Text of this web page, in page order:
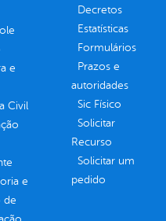
e
Civil
e
de
Decretos
Estatísticas
Formulários
Prazos e
autoridades
Sic Físico
Solicitar
Recurso
Solicitar um
pedido